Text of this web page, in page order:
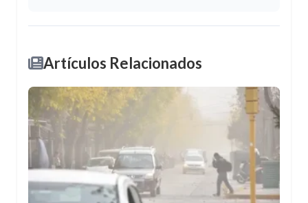
Artículos Relacionados